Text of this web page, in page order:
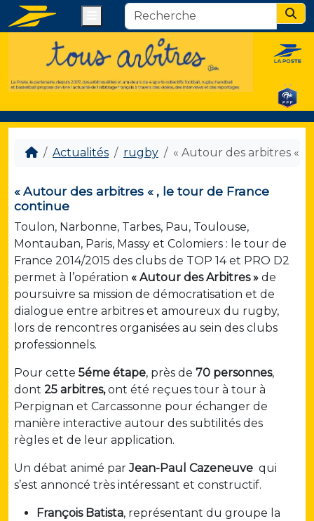
Actualités rugby « Autour des arbitres « ,
« Autour des arbitres « , le tour de France
continue
Toulon, Narbonne, Tarbes, Pau, Toulouse,
Montauban, Paris, Massy et Colomiers : le tour de
France 2014/2015 des clubs de TOP 14 et PRO D2
permet à l’opération « Autour des Arbitres » de
poursuivre sa mission de démocratisation et de
dialogue entre arbitres et amoureux du rugby,
lors de rencontres organisées au sein des clubs
professionnels.
Pour cette 5éme étape, près de 70 personnes,
dont 25 arbitres,ont été reçues tour à tour à
Perpignan et Carcassonne pour échanger de
manière interactive autour des subtilités des
règles et de leur application.
Un débat animé parJean-Paul Cazeneuve qui
s’est annoncé très intéressant et constructif.
François Batista, représentant du groupe la